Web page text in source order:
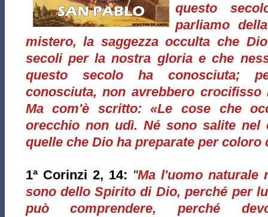
questo
parliamo
mistero, la saggezza occulta che
secoli per la nostra gloria e che
questo secolo ha conosciuta;
conosciuta, non avrebbero
Ma com'è scritto: «Le cose che
orecchio non udì. Né sono salite nel
quelle che Dio ha preparate per coloro
1ª Corinzi 2, 14: "Ma l'uomo naturale
sono dello Spirito di Dio, perché per
può comprendere, perché